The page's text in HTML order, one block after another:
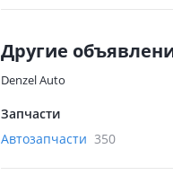
Другие
Denzel Auto
Запчасти
Автозапчасти 350